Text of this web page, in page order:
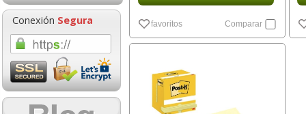
Conexión Segura favoritos Comparar
desde:0,89 €
1,08 con Iva
desde:
18,02 con